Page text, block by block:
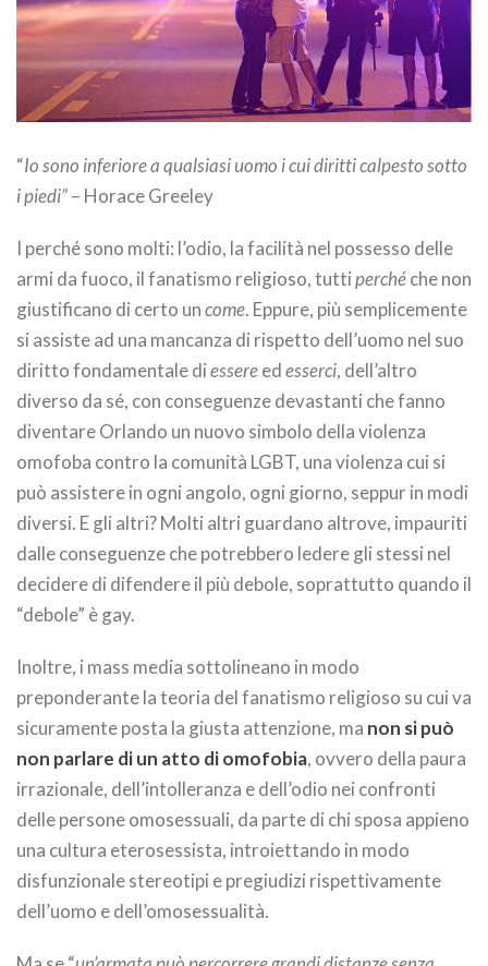
“Io sono inferiore a qualsiasi uomo i cui diritti calpesto sotto
i piedi”– Horace Greeley
I perché sono molti: l’odio, la facilità nel possesso delle
armi da fuoco, il fanatismo religioso, tuttiperchéche non
giustificano di certo uncome. Eppure, più semplicemente
si assiste ad una mancanza di rispetto dell’uomo nel suo
diritto fondamentale diessereedesserci, dell’altro
diverso da sé, con conseguenze devastanti che fanno
diventare Orlando un nuovo simbolo della violenza
omofoba contro la comunità LGBT, una violenza cui si
può assistere in ogni angolo, ogni giorno, seppur in modi
diversi. E gli altri? Molti altri guardano altrove, impauriti
dalle conseguenze che potrebbero ledere gli stessi nel
decidere di difendere il più debole, soprattutto quando il
“debole” è gay.
Inoltre, i mass media sottolineano in modo
preponderante la teoria del fanatismo religioso su cui va
sicuramente posta la giusta attenzione, ma non si può
non parlare di un atto di omofobia, ovvero della paura
irrazionale, dell’intolleranza e dell’odio nei confronti
delle persone omosessuali, da parte di chi sposa appieno
una cultura eterosessista, introiettando in modo
disfunzionale stereotipi e pregiudizi rispettivamente
dell’uomo e dell’omosessualità.